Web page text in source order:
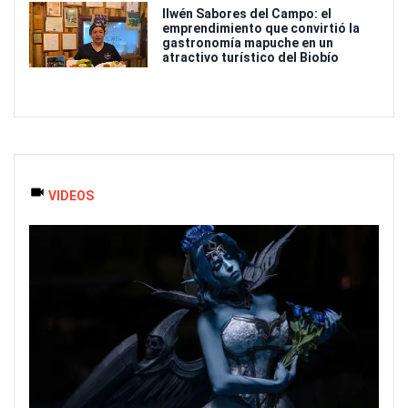
Ilwén Sabores del Campo: el
emprendimiento que convirtió la
gastronomía mapuche en un
atractivo turístico del Biobío
VIDEOS